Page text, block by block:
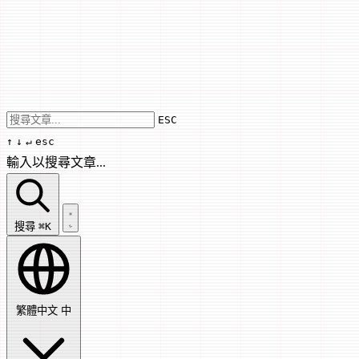
Use arrow keys to navigate results,
ESC
↑ ↓ ↵ esc
輸入以搜尋文章...
搜尋文章...
搜尋 ⌘K
繁體中文 中